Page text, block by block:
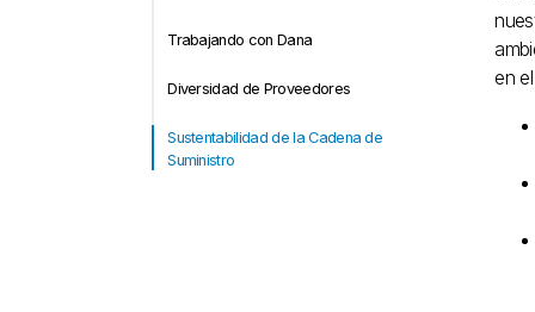
Trabajando con Dana
Diversidad de Proveedores
Sustentabilidad de la Cadena de
Suministro
en